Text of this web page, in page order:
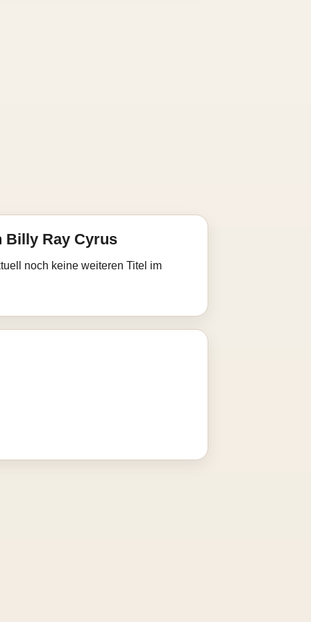
Billy Ray Cyrus
noch keine weiteren Titel im